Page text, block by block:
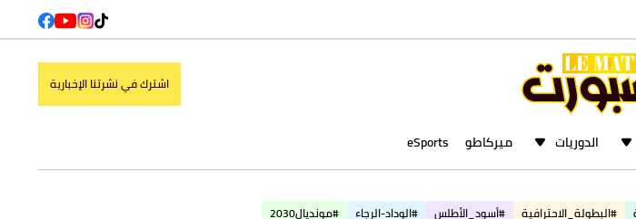
اشترك في نشرتنا الإخبارية
الدوريات ميركاطو eSports
#البطولة_الاحترافية #أسود_الأطلس #الوداد-الرجاء #مونديال2030